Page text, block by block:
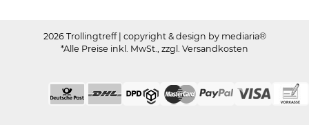
2026 Trollingtreff | copyright & design by mediaria®
*Alle Preise inkl. MwSt., zzgl. Versandkosten